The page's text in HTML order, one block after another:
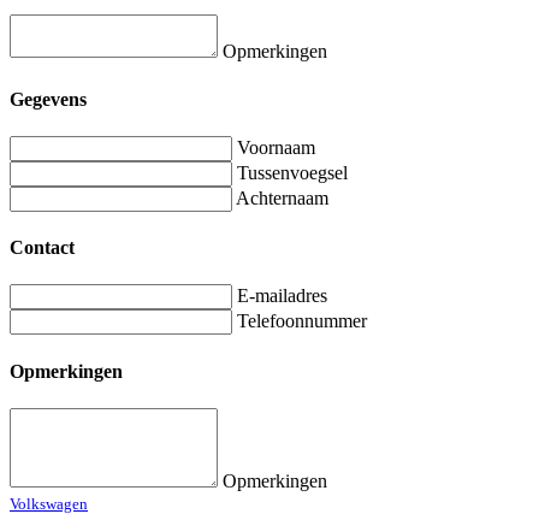
Opmerkingen
Gegevens
Voornaam
Tussenvoegsel
Achternaam
Contact
E-mailadres
Telefoonnummer
Opmerkingen
Opmerkingen
Volkswagen